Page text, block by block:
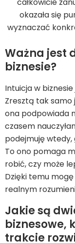
okazała się
wyznaczać
Ważna jest
biznesie?
Intuicja w
Zresztą tak samo
ona podpowiada
czasem
podejmuję wtedy,
To ono pomaga
robić, czy może
Dzięki temu mogę
realnym
Jakie są
biznesowe,
trakcie